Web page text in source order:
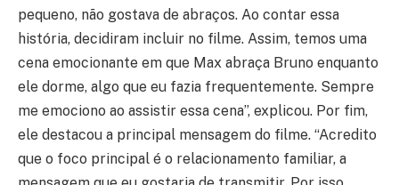
pequeno, não gostava de abraços. Ao contar essa
história, decidiram incluir no filme. Assim, temos uma
cena emocionante em que Max abraça Bruno enquanto
ele dorme, algo que eu fazia frequentemente. Sempre
me emociono ao assistir essa cena”, explicou. Por fim,
ele destacou a principal mensagem do filme. “Acredito
que o foco principal é o relacionamento familiar, a